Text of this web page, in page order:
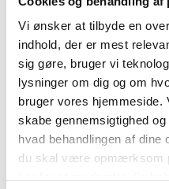
Vi ønsker at tilbyde en
indhold, der er mest
sig gøre, bruger vi
lysninger om dig og om
bruger vores hjemmeside.
skabe gennemsigtighed
hvad behandlingen af
du skal være opmærksom